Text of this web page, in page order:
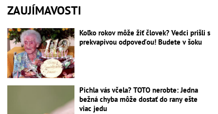
ZAUJÍMAVOSTI
Koľko rokov môže žiť človek? Vedci prišli s
prekvapivou odpoveďou! Budete v šoku
Pichla vás včela? TOTO nerobte: Jedna
bežná chyba môže dostať do rany ešte
viac jedu